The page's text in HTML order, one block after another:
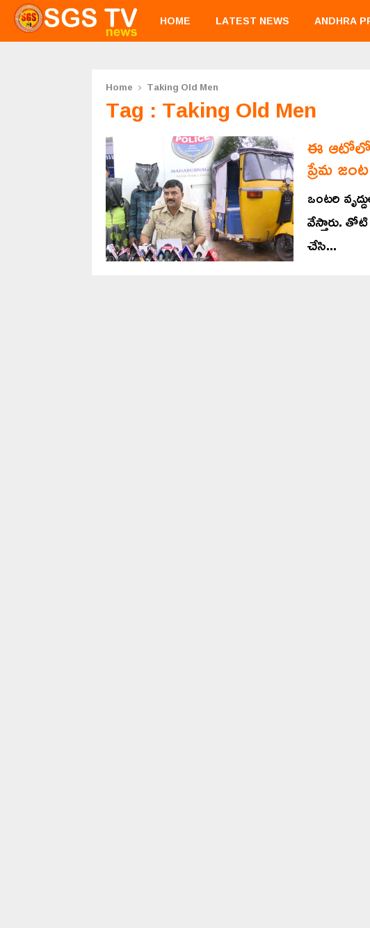
HOME LATEST NEWS ANDHRA
Home Taking Old Men
Tag : Taking Old Men
ఈ ఆటోలో
ప్రేమ
ఒంటరి
వేస్తారు.
చేసి...